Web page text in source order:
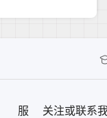
服
关注或联系